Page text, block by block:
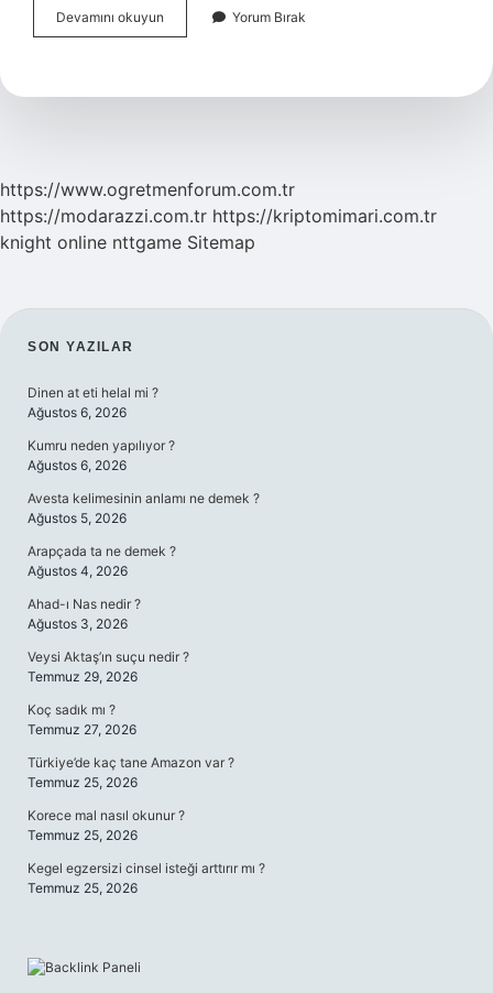
Devamını okuyun Askerde
Kaç
Verilir
Yorum Bırak
https://www.ogretmenforum.com.tr
https://modarazzi.com.tr https://kriptomimari.com.tr
knight online nttgame Sitemap
SIDEBAR
SON YAZILAR
Dinen at eti helal mi ?
Ağustos 6, 2026
Kumru neden yapılıyor ?
Ağustos 6, 2026
Avesta kelimesinin anlamı ne demek ?
Ağustos 5, 2026
Arapçada ta ne demek ?
Ağustos 4, 2026
Ahad-ı Nas nedir ?
Ağustos 3, 2026
Veysi Aktaş’ın suçu nedir ?
Temmuz 29, 2026
Koç sadık mı ?
Temmuz 27, 2026
Türkiye’de kaç tane Amazon var ?
Temmuz 25, 2026
Korece mal nasıl okunur ?
Temmuz 25, 2026
Kegel egzersizi cinsel isteği arttırır mı ?
Temmuz 25, 2026